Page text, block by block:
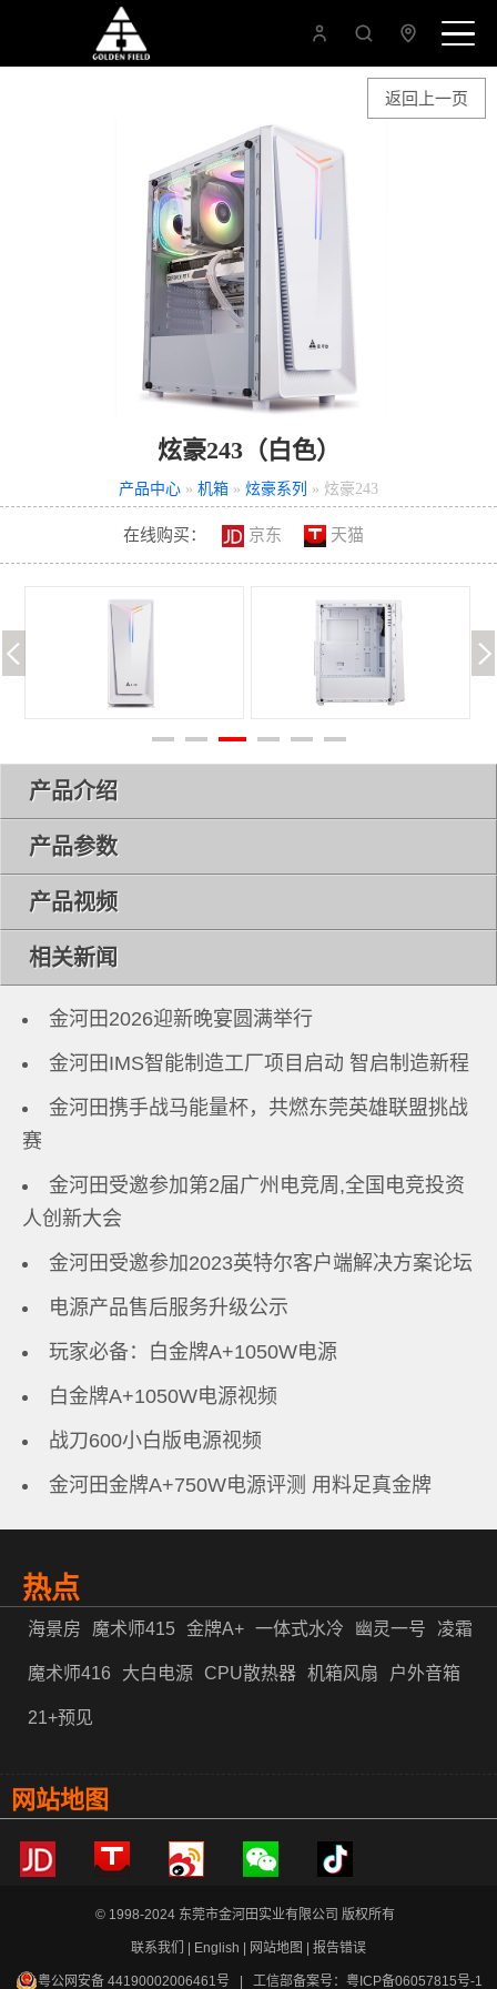
返回上一页
炫豪243（白色）
产品中心 » 机箱 » 炫豪系列 » 炫豪243
在线购买： 京东 天猫
产品介绍
产品参数
产品视频
相关新闻
金河田2026迎新晚宴圆满举行
金河田IMS智能制造工厂项目启动 智启制造新程
金河田携手战马能量杯，共燃东莞英雄联盟挑战
赛
金河田受邀参加第2届广州电竞周,全国电竞投资
人创新大会
金河田受邀参加2023英特尔客户端解决方案论坛
电源产品售后服务升级公示
玩家必备：白金牌A+1050W电源
白金牌A+1050W电源视频
战刀600小白版电源视频
金河田金牌A+750W电源评测 用料足真金牌
热点
海景房 魔术师415 金牌A+ 一体式水冷 幽灵一号 凌霜
魔术师416 大白电源 CPU散热器 机箱风扇 户外音箱
21+预见
网站地图
© 1998-2024 东莞市金河田实业有限公司 版权所有
联系我们 | English | 网站地图 | 报告错误
粤公网安备 44190002006461号 | 工信部备案号： 粤ICP备06057815号-1